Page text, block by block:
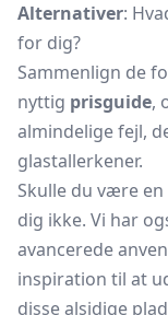
Alternativer:
for dig?
Sammenlign de
nyttig prisguide,
almindelige fejl,
glastallerkener.
Skulle du være
dig ikke. Vi har
avancerede
inspiration til at
disse alsidige